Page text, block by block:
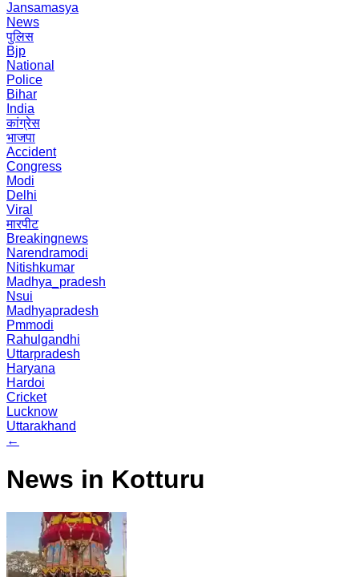
Jansamasya
News
पुलिस
Bjp
National
Police
Bihar
India
कांग्रेस
भाजपा
Accident
Congress
Modi
Delhi
Viral
मारपीट
Breakingnews
Narendramodi
Nitishkumar
Madhya_pradesh
Nsui
Madhyapradesh
Pmmodi
Rahulgandhi
Uttarpradesh
Haryana
Hardoi
Cricket
Lucknow
Uttarakhand
←
News in Kotturu